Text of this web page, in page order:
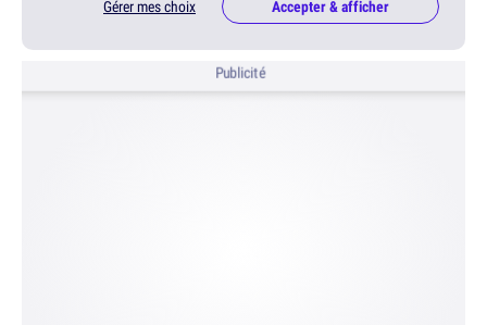
Gérer mes choix Accepter & afficher
Publicité